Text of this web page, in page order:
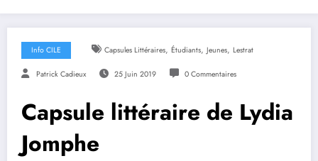
Info CILE Capsules Littéraires, Étudiants, Jeunes, Lestrat
Patrick Cadieux 25 Juin 2019 0 Commentaires
Capsule littéraire de Lydia
Jomphe